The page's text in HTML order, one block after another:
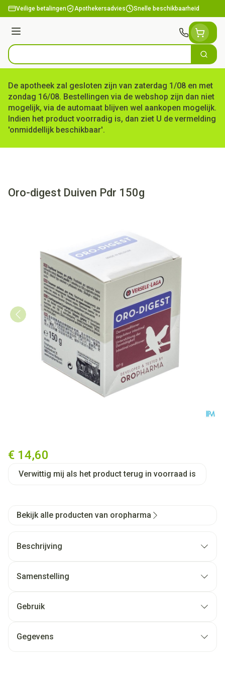
Ga naar de inhoud
Veilige betalingen Apothekersadvies Snelle beschikbaarheid
Menu
Product, merk, categorie... Zoek
De apotheek zal gesloten zijn van zaterdag 1/08 en met
zondag 16/08. Bestellingen via de webshop zijn dan niet
mogelijk, via de automaat blijven wel aankopen mogelijk.
Indien het product voorradig is, dan ziet U de vermelding
'onmiddellijk beschikbaar'.
Oro-digest Duiven Pdr 150g
€ 14,60
Verwittig mij als het product terug in voorraad is
Bekijk alle producten van oropharma
Beschrijving
Samenstelling
Gebruik
Gegevens